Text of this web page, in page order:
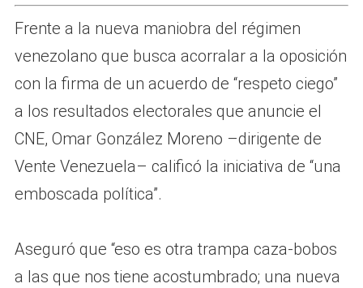
Frente a la nueva maniobra del régimen
venezolano que busca acorralar a la oposición
con la firma de un acuerdo de “respeto ciego”
a los resultados electorales que anuncie el
CNE, Omar González Moreno –dirigente de
Vente Venezuela– calificó la iniciativa de “una
emboscada política”.
Aseguró que “eso es otra trampa caza-bobos
a las que nos tiene acostumbrado; una nueva